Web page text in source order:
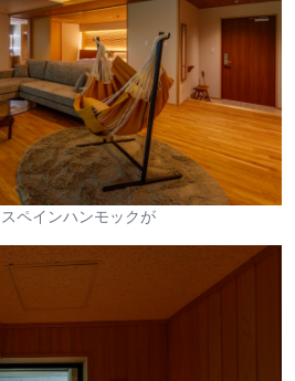
ペインハンモックが